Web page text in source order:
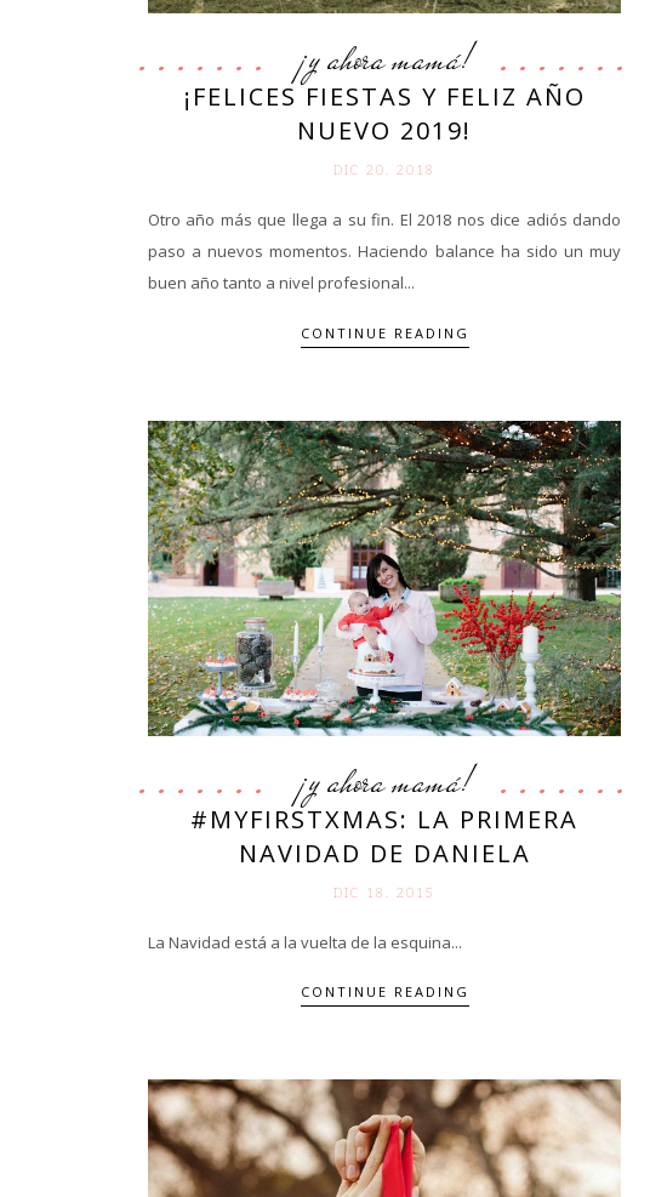
¡y ahora mamá!
¡FELICES FIESTAS Y FELIZ AÑO
NUEVO 2019!
DIC 20. 2018
Otro año más que llega a su fin. El 2018 nos dice adiós dando
paso a nuevos momentos. Haciendo balance ha sido un muy
buen año tanto a nivel profesional...
CONTINUE READING
¡y ahora mamá!
#MYFIRSTXMAS: LA PRIMERA
NAVIDAD DE DANIELA
DIC 18. 2015
La Navidad está a la vuelta de la esquina...
CONTINUE READING